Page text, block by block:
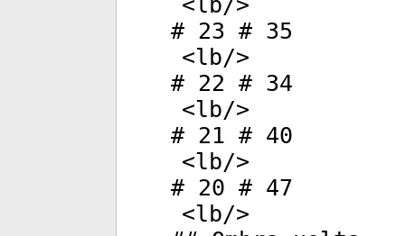
# 23 # 35
<lb/>
# 22 # 34
<lb/>
# 21 # 40
<lb/>
# 20 # 47
<lb/>